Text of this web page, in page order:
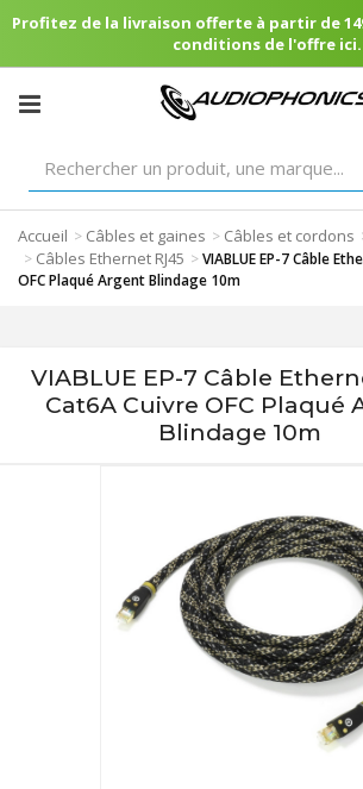
Profitez de la livraison offerte à partir de
conditions de l'offre ici.
Accueil > Câbles et gaines > Câbles et cordons
> Câbles Ethernet RJ45 >VIABLUE EP-7 Câble
OFC Plaqué Argent Blindage 10m
VIABLUE EP-7 Câble
Cat6A Cuivre OFC Plaqué
Blindage 10m